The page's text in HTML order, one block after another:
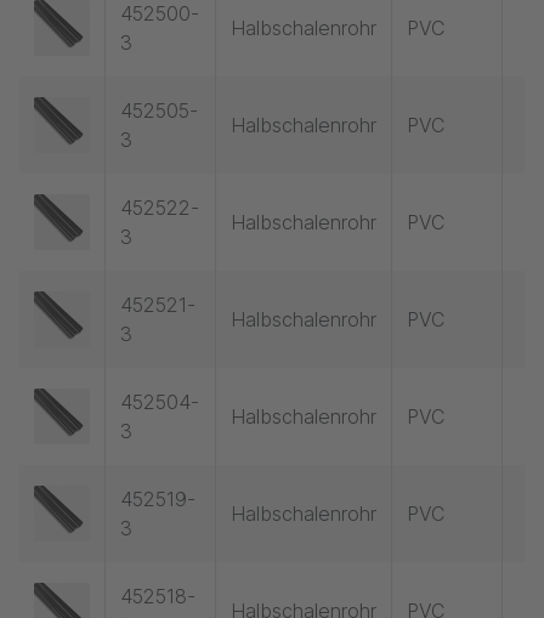
452500-
3
Halbschalenrohr PVC
452505-
3
Halbschalenrohr PVC
452522-
3
Halbschalenrohr PVC
452521-
3
Halbschalenrohr PVC
452504-
3
Halbschalenrohr PVC
452519-
3
Halbschalenrohr PVC
452518-
Halbschalenrohr PVC